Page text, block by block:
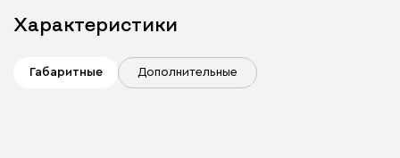
Характеристики
Габаритные Дополнительные